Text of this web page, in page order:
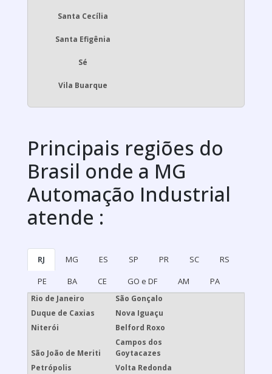
Santa Cecília
Santa Efigênia
Sé
Vila Buarque
Principais regiões do
Brasil onde a MG
Automação Industrial
atende :
RJ MG ES SP PR SC
RS
PE
BA CE GO e DF AM PA
Rio de Janeiro
São Gonçalo
Duque de Caxias
Nova Iguaçu
Niterói
Belford Roxo
São João de Meriti
Campos dos
Goytacazes
Petrópolis
Volta Redonda